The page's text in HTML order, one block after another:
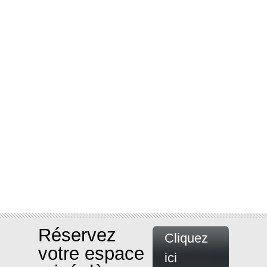
Réservez
votre espace
Cliquez
ici